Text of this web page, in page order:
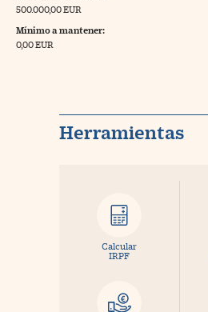
500.000,00 EUR
Mínimo a mantener:
0,00 EUR
Herramientas
Calcular
IRPF